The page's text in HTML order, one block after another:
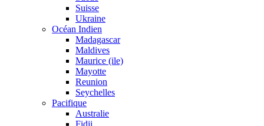
Suisse
Ukraine
Océan Indien
Madagascar
Maldives
Maurice (ile)
Mayotte
Reunion
Seychelles
Pacifique
Australie
Fidji